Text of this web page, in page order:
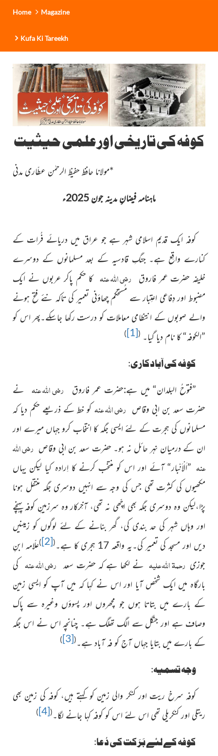
Home Magazine
Kufa Ki Tareekh
کوفہ کی تاریخی اور علمی حیثیت
*مولانا حافظ حفیظ الرحمٰن عطّاری مدنی
ماہنامہ فیضانِ مدینہ جون 2025ء
کوفہ ایک قدیم اسلامی شہر ہے جو عراق میں دریائے فُرات کے
کنارے واقِع ہے۔ جنگِ قادسیہ کے بعد مسلمانوں کے دوسرے
خلیفہ حضرت عمر فاروق
رضی اللہ عنہ کا حکم پاکر عربوںنے ایک
مضبوط اور دِفاعی اعتِبار سے مُستحکم چھاؤنی تعمیر کی تاکہ نئے فتح ہونے
والے صوبوں کے انتظامی معاملات کو درست رکھا جاسکے۔پھر اس کو
”الکوفہ“ کا نام دیا گیا۔ (
[1]
)
کوفہ کی آبادکاری:
”فتوحُ البلدان“ میں ہے:حضرت عمر فاروق رضی اللہ عنہ
نے
حضرت سعد بن ابی وقاص رضی اللہ عنہکو خط کے ذریعے حکم دیا کہ
مسلمانوں کی ہجرت کے لئے ایسی جگہ کا انتخاب کرو جہاں میرے اور
ان کے درمیان نہر حائل نہ ہو۔ حضرت سعد بن ابی وقاص رضی اللہ
عنہ ”اَلْاَنْبار“ آئے اور اس کو منتخب کرنے کا اِرادہ کیا لیکن یہاں
مکھیوں کی کثرت تھیجس کی وجہ سے انہیں دوسری جگہ منتقل ہونا
پڑا،لیکن وہ دوسری جگہ بھی اچّھی نہ تھی، آخِرکار وہ سرزمینِ کوفہ پہنچے
اور وہاں شہر کی حد بندی کی، گھر بنانے کے لئے لوگوں کو زمینیں
دیں اور مسجد کی تعمیر کی۔یہ واقعہ 17 ہجری کا ہے۔
(
[2]
)علّامہ ابنِ
جوزی رحمۃ اللہ علیہ نے لکھا ہے کہ حضرت سعد رضی اللہ عنہ کی
بارگاہ میں ایک شخص آیا اور اس نے کہا کہ میں آپ کو ایسی زمین
کے بارے میں بتاتا ہوں جو مچھروں اور پسوؤں وغیرہ سے پاک
وصاف ہے اور جنگل سے الگ تھلگ ہے۔ چنانچہ اس نے اس جگہ
کے بارے میں بتایا جہاں آج کو فہ آباد ہے۔(
[3]
)
وجہ تسمیہ:
کوفہ سرخ ریت اور کنکر والی زمین کو کہتے ہیں، کوفہ کی زمین بھی
ریتلی اور کنکریلی تھی اس لئے اس کو کوفہ کہا جانے لگا۔(
[4]
)
کوفہ کے لئے بَرَکت کی دُعا: